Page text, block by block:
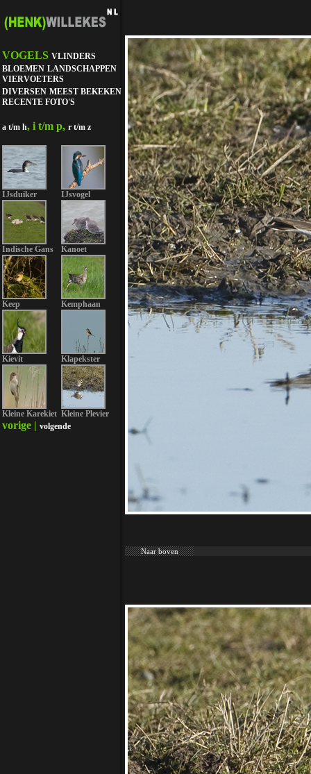
VOGELS VLINDERS
BLOEMEN LANDSCHAPPEN
VIERVOETERS
DIVERSEN MEEST BEKEKEN
RECENTE FOTO'S
a t/m h, i t/m p, r t/m z
IJsduiker IJsvogel
Indische Gans Kanoet
Keep Kemphaan
Kievit Klapekster
Kleine Karekiet Kleine Plevier
vorige | volgende
Naar boven